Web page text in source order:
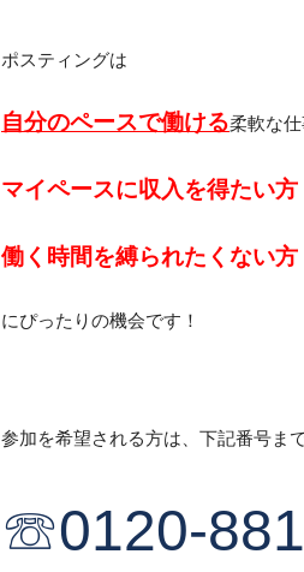
ポスティングは
自分のペースで働ける柔軟な仕
マイペースに収入を得たい方
働く時間を縛られたくない方
にぴったりの機会です！
参加を希望される方は、下記番号ま
☏0120-